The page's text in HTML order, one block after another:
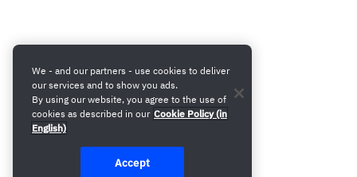
We - and our partners - use cookies to deliver
our services and to show you ads.
By using our website, you agree to the use of
cookies as described in our Cookie Policy (in
English)
Accept